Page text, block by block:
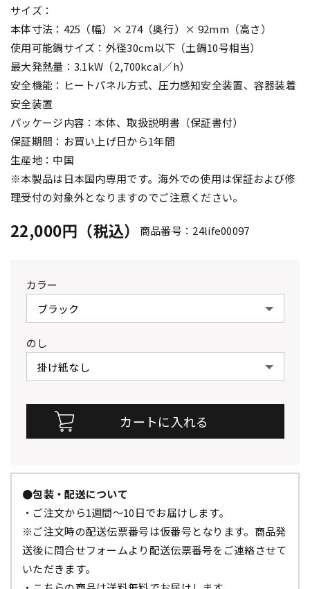
サイズ：
本体寸法：425（幅）× 274（奥行）× 92mm（高さ）
使用可能鍋サイズ：外径30cm以下（土鍋10号相当）
最大発熱量：3.1kW（2,700kcal／h）
安全機能：ヒートパネル方式、圧力感知安全装置、容器装着
安全装置
パッケージ内容：本体、取扱説明書（保証書付）
保証期間：お買い上げ日から1年間
生産地：中国
※本製品は日本国内専用です。海外での使用は保証および修
理受付の対象外となりますのでご注意ください。
22,000円（税込） 商品番号：24life00097
カラー
のし
●包装・配送について
・ご注文から1週間～10日でお届けします。
※ご注文時の配送伝票番号は仮番号となります。商品発
送後に問合せフォームより配送伝票番号をご連絡させて
いただきます。